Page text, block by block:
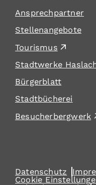
Ansprechpartner
Stellenangebote
Tourismus
Stadtwerke
Bürgerblatt
Stadtbücherei
Besucherbergwerk
Datenschutz
Cookie